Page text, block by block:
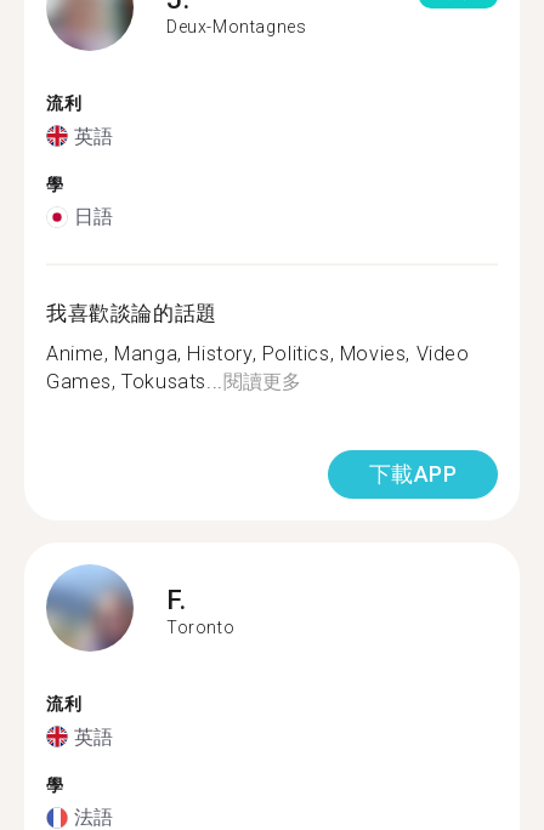
Deux-Montagnes
流利
英語
學
日語
我喜歡談論的話題
Anime, Manga, History, Politics, Movies, Video
Games, Tokusats...閱讀更多
下載APP
F.
Toronto
流利
英語
學
法語